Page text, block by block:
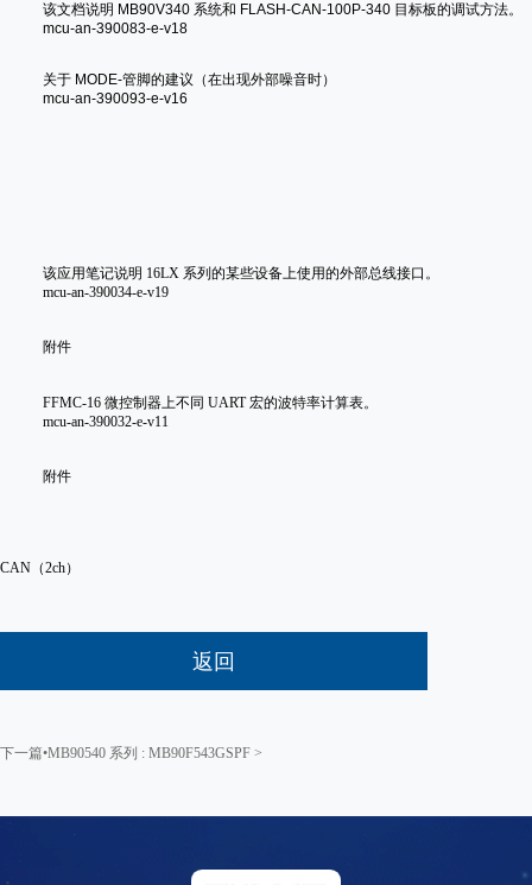
该文档说明 MB90V340 系统和 FLASH-CAN-100P-340 目标板的调试方法。
mcu-an-390083-e-v18
关于 MODE-管脚的建议（在出现外部噪音时）
mcu-an-390093-e-v16
该应用笔记说明 16LX 系列的某些设备上使用的外部总线接口。
mcu-an-390034-e-v19
附件
FFMC-16 微控制器上不同 UART 宏的波特率计算表。
mcu-an-390032-e-v11
附件
CAN（2ch）
返回
下一篇•MB90540 系列 : MB90F543GSPF >